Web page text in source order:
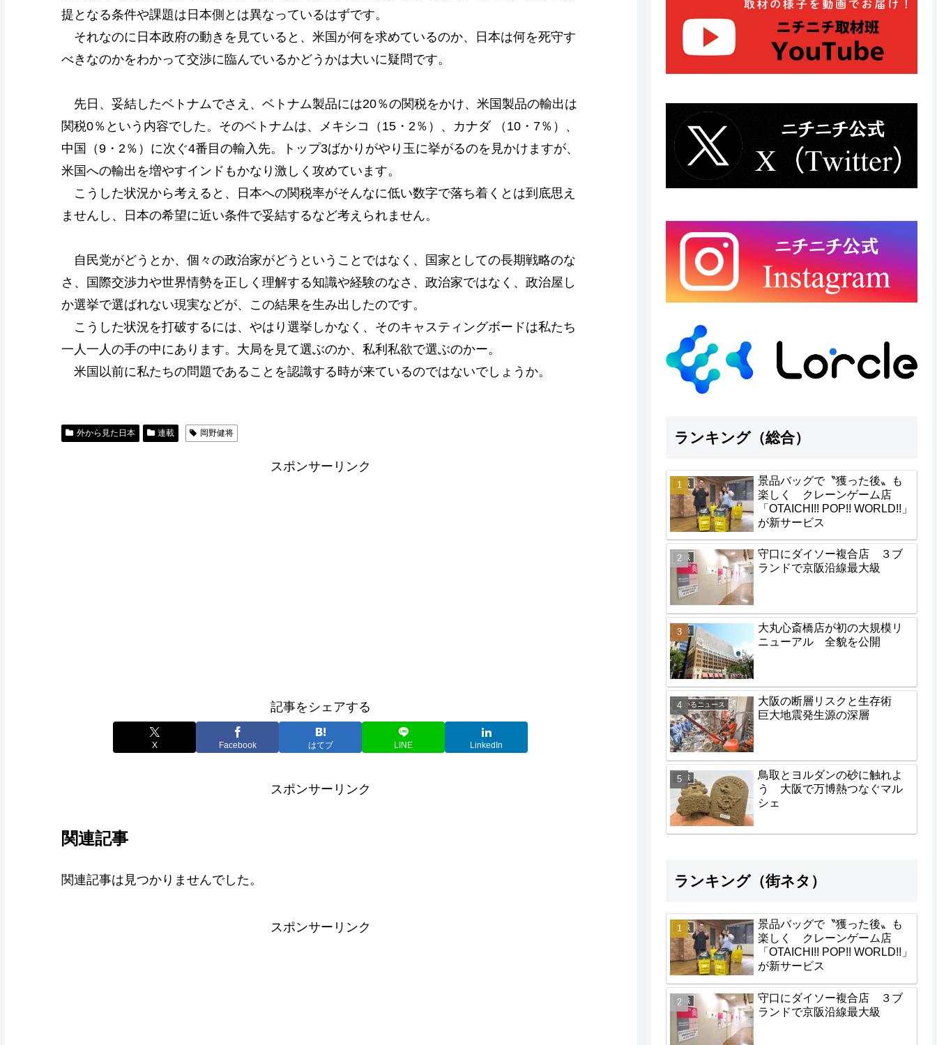
提となる条件や課題は日本側とは異なっているはずです。
それなのに日本政府の動きを見ていると、米国が何を求めているのか、日本は何を死守す
べきなのかをわかって交渉に臨んでいるかどうかは大いに疑問です。
先日、妥結したベトナムでさえ、ベトナム製品には20％の関税をかけ、米国製品の輸出は
関税0％という内容でした。そのベトナムは、メキシコ（15・2％）、カナダ （10・7％）、
中国（9・2％）に次ぐ4番目の輸入先。トップ3ばかりがやり玉に挙がるのを見かけますが、
米国への輸出を増やすインドもかなり激しく攻めています。
こうした状況から考えると、日本への関税率がそんなに低い数字で落ち着くとは到底思え
ませんし、日本の希望に近い条件で妥結するなど考えられません。
自民党がどうとか、個々の政治家がどうということではなく、国家としての長期戦略のな
さ、国際交渉力や世界情勢を正しく理解する知識や経験のなさ、政治家ではなく、政治屋し
か選挙で選ばれない現実などが、この結果を生み出したのです。
こうした状況を打破するには、やはり選挙しかなく、そのキャスティングボードは私たち
一人一人の手の中にあります。大局を見て選ぶのか、私利私欲で選ぶのかー。
米国以前に私たちの問題であることを認識する時が来ているのではないでしょうか。
外から見た日本 連載 岡野健将
スポンサーリンク
記事をシェアする
X Facebook はてブ LINE LinkedIn
スポンサーリンク
関連記事
関連記事は見つかりませんでした。
スポンサーリンク
ランキング（総合）
地域
景品バッグで〝獲った後〟も
楽しく クレーンゲーム店
「OTAICHI!! POP!! WORLD!!」
が新サービス
地域
守口にダイソー複合店 ３ブ
ランドで京阪沿線最大級
経済
大丸心斎橋店が初の大規模リ
ニューアル 全貌を公開
わかるニュース
大阪の断層リスクと生存術
巨大地震発生源の深層
地域
鳥取とヨルダンの砂に触れよ
う 大阪で万博熱つなぐマル
シェ
ランキング（街ネタ）
地域
景品バッグで〝獲った後〟も
楽しく クレーンゲーム店
「OTAICHI!! POP!! WORLD!!」
が新サービス
地域
守口にダイソー複合店 ３ブ
ランドで京阪沿線最大級